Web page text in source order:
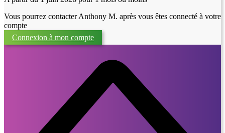
Vous pourrez contacter Anthony M. après vous êtes connecté à votre
compte
Connexion à mon compte